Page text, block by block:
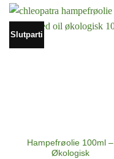
Slutparti
Hampefrøolie 100ml –
Økologisk